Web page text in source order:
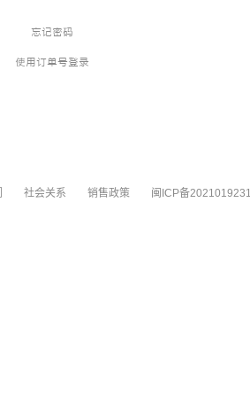
忘记密码
使用订单号登录
社会关系 销售政策 闽ICP备